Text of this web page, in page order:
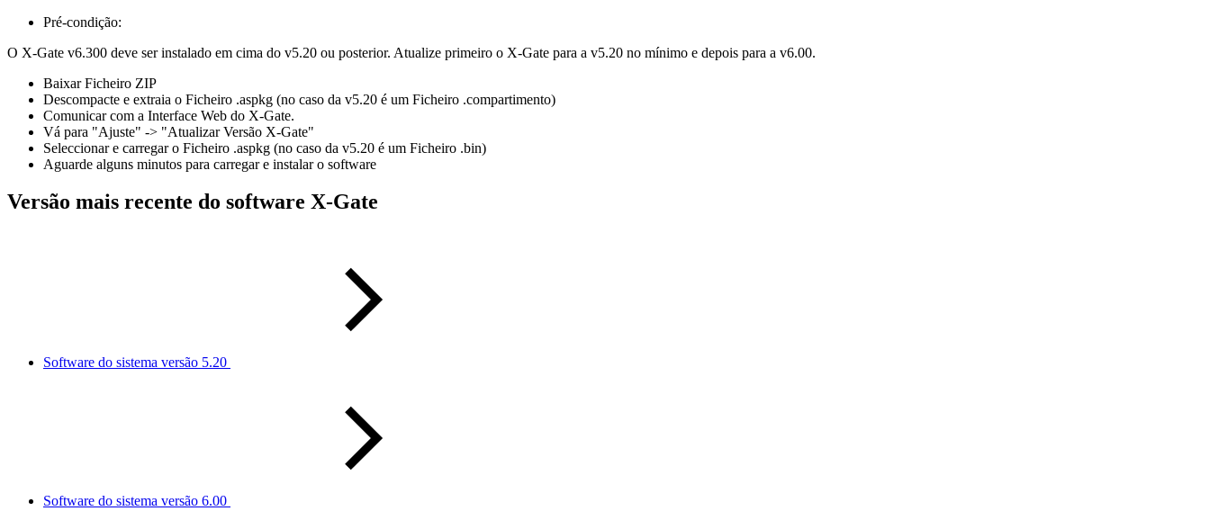
Pré-condição:
O X-Gate v6.300 deve ser instalado em cima do v5.20 ou posterior. Atualize primeiro o X-Gate para a v5.20 no mínimo e depois para a v6.00.
Baixar Ficheiro ZIP
Descompacte e extraia o Ficheiro .aspkg (no caso da v5.20 é um Ficheiro .compartimento)
Comunicar com a Interface Web do X-Gate.
Vá para "Ajuste" -> "Atualizar Versão X-Gate"
Seleccionar e carregar o Ficheiro .aspkg (no caso da v5.20 é um Ficheiro .bin)
Aguarde alguns minutos para carregar e instalar o software
Versão mais recente do software X-Gate
Software do sistema versão 5.20
Software do sistema versão 6.00